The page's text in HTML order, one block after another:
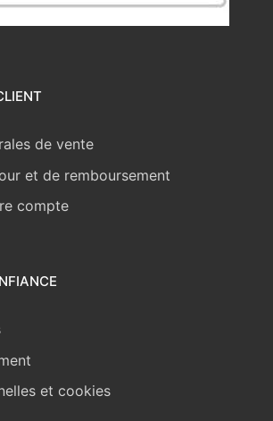
de vente
et de remboursement
compte
et cookies